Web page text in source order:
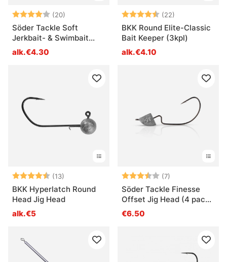
Arvio: (20)
4.0 5:sta tähdestä
Söder Tackle Soft
Jerkbait- & Swimbait
Hook
alk.€4.30
Arvio: (22)
BKK Round Elite-Classic
Bait Keeper (3kpl)
alk.€4.10
Arvio: (13)
4.8 5:sta tähdestä
BKK Hyperlatch Round
Head Jig Head
alk.€5
Arvio: (7)
Söder Tackle Finesse
Offset Jig Head (4 pack)
1/0
€6.50